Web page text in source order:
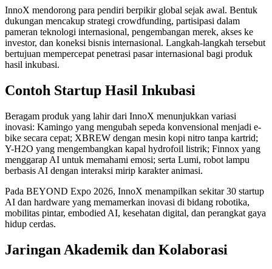
InnoX mendorong para pendiri berpikir global sejak awal. Bentuk
dukungan mencakup strategi crowdfunding, partisipasi dalam
pameran teknologi internasional, pengembangan merek, akses ke
investor, dan koneksi bisnis internasional. Langkah-langkah tersebut
bertujuan mempercepat penetrasi pasar internasional bagi produk
hasil inkubasi.
Contoh Startup Hasil Inkubasi
Beragam produk yang lahir dari InnoX menunjukkan variasi
inovasi: Kamingo yang mengubah sepeda konvensional menjadi e-
bike secara cepat; XBREW dengan mesin kopi nitro tanpa kartrid;
Y-H2O yang mengembangkan kapal hydrofoil listrik; Finnox yang
menggarap AI untuk memahami emosi; serta Lumi, robot lampu
berbasis AI dengan interaksi mirip karakter animasi.
Pada BEYOND Expo 2026, InnoX menampilkan sekitar 30 startup
AI dan hardware yang memamerkan inovasi di bidang robotika,
mobilitas pintar, embodied AI, kesehatan digital, dan perangkat gaya
hidup cerdas.
Jaringan Akademik dan Kolaborasi